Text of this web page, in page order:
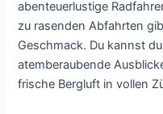
abenteuerlustige
zu rasenden Abfahrten
Geschmack. Du kannst
atemberaubende
frische Bergluft in vollen